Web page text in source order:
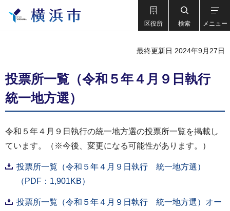
区役所 検索 メニュー
最終更新日 2024年9月27日
投票所一覧（令和５年４月９日執行
統一地方選）
令和５年４月９日執行の統一地方選の投票所一覧を掲載し
ています。（※今後、変更になる可能性があります。）
投票所一覧（令和５年４月９日執行 統一地方選）
（PDF：1,901KB）
投票所一覧（令和５年４月９日執行 統一地方選）オー